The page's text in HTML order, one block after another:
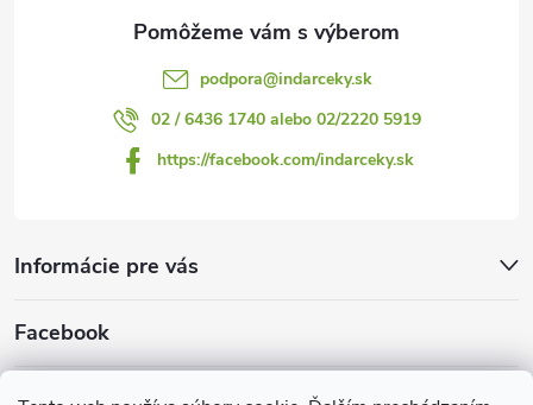
podpora@indarceky.sk
02 / 6436 1740 alebo 02/2220 5919
https://facebook.com/indarceky.sk
Informácie pre vás
Facebook
Prijímame online platby